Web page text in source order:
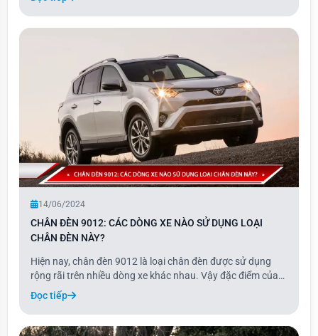
14/06/2024
CHÂN ĐÈN 9012: CÁC DÒNG XE NÀO SỬ DỤNG LOẠI
CHÂN ĐÈN NÀY?
Hiện nay, chân đèn 9012 là loại chân đèn được sử dụng
rộng rãi trên nhiều dòng xe khác nhau. Vậy đặc điểm của
chân đèn 9012 là gì? Các dòng xe nào có thể sử dụng loại
chân đèn 9012?
Đọc tiếp